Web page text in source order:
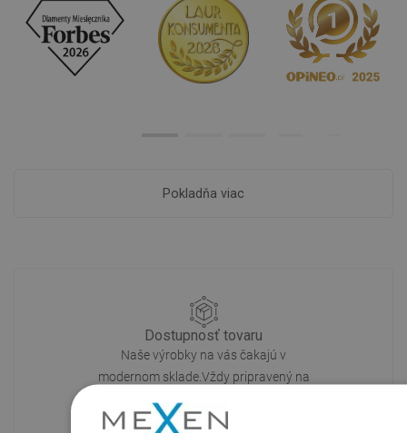
Pokladňa viac
Dostupnosť tovaru
Naše výrobky na vás čakajú v
modernom sklade.Vždy pripravený na
prepravu!